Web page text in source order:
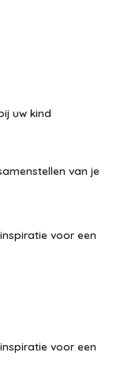
uw kind
van je
voor een
voor een